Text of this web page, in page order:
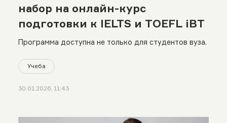
набор на онлайн-курс
подготовки к IELTS и TOEFL iBT
Программа доступна не только для студентов вуза.
Учеба
30.01.2026, 11:43